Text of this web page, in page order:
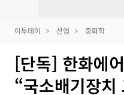
이투데이 산업 중화학
[단독] 한화에
“국소배기장